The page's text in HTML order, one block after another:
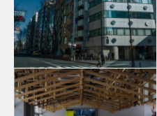
渋谷
Loftwork／FabCafe